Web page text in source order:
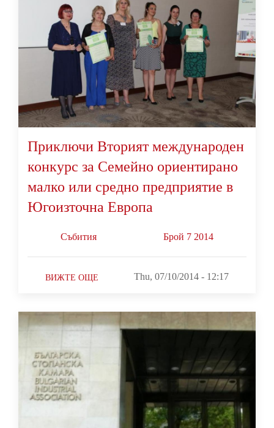
Приключи Вторият международен
конкурс за Семейно ориентирано
малко или средно предприятие в
Югоизточна Европа
Събития Брой 7 2014
ВИЖТЕ ОЩЕ Thu, 07/10/2014 - 12:17